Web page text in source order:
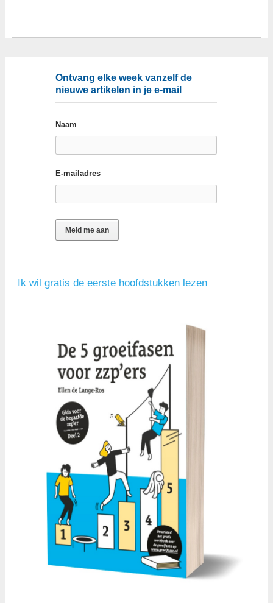
Ontvang elke week vanzelf de
nieuwe artikelen in je e-mail
Naam
E-mailadres
Ik wil gratis de eerste hoofdstukken lezen